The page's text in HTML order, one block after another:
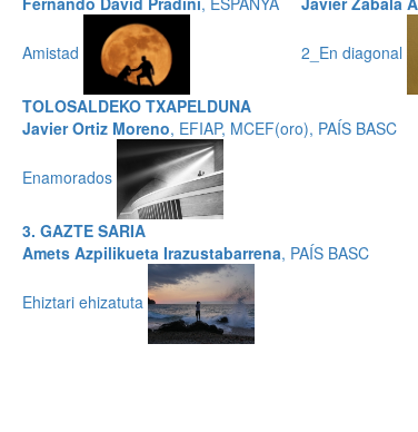
Amistad 2_En diagonal
TOLOSALDEKO TXAPELDUNA
Javier Ortiz Moreno, EFIAP, MCEF(oro), PAÍS BASC
Enamorados
3. GAZTE SARIA
Amets Azpilikueta Irazustabarrena, PAÍS BASC
Ehiztari ehizatuta